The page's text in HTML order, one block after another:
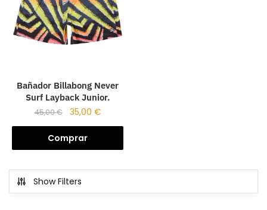
Bañador Billabong Never
Surf Layback Junior.
45,00€ 35,00 €
Comprar
Show Filters